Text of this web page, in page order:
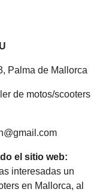
Palma de Mallorca
de motos/scooters
el sitio web:
interesadas un
en Mallorca, al